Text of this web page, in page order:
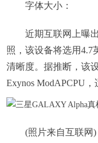
字体大小：
近期互联网上曝
照，该设备将选用4.7
清晰度。据推断，该
Exynos ModAPCPU，
(照片来自互联网)